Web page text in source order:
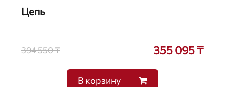
Цепь
394 550 ₸ 355 095 ₸
В корзину